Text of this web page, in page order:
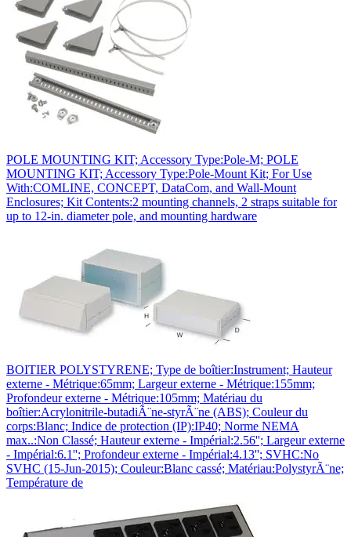
POLE MOUNTING KIT; Accessory Type:Pole-M; POLE
MOUNTING KIT; Accessory Type:Pole-Mount Kit; For Use
With:COMLINE, CONCEPT, DataCom, and Wall-Mount
Enclosures; Kit Contents:2 mounting channels, 2 straps suitable for
up to 12-in. diameter pole, and mounting hardware
BOITIER POLYSTYRENE; Type de boîtier:Instrument; Hauteur
externe - Métrique:65mm; Largeur externe - Métrique:155mm;
Profondeur externe - Métrique:105mm; Matériau du
boîtier:Acrylonitrile-butadiÃ¨ne-styrÃ¨ne (ABS); Couleur du
corps:Blanc; Indice de protection (IP):IP40; Norme NEMA
max..:Non Classé; Hauteur externe - Impérial:2.56''; Largeur externe
- Impérial:6.1''; Profondeur externe - Impérial:4.13''; SVHC:No
SVHC (15-Jun-2015); Couleur:Blanc cassé; Matériau:PolystyrÃ¨ne;
Température de